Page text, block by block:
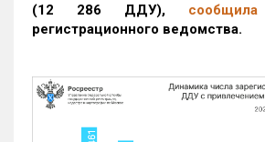
(12 286 ДДУ), сообщила
регистрационного ведомства.